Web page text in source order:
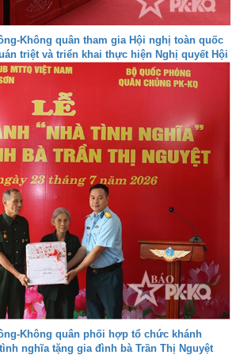
Không quân tham gia Hội nghị toàn quốc
triệt và triển khai thực hiện Nghị quyết Hội
hành Trung ương Đảng khóa XIV
Không quân phối hợp tổ chức khánh
nghĩa tặng gia đình bà Trần Thị Nguyệt